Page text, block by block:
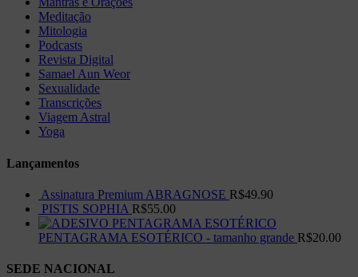
Meditação
Mitologia
Podcasts
Revista Digital
Samael Aun Weor
Sexualidade
Transcrições
Viagem Astral
Yoga
Lançamentos
Assinatura Premium ABRAGNOSE R$49.90
PISTIS SOPHIA R$55.00
PENTAGRAMA ESOTÉRICO - tamanho grande R$20.00
SEDE NACIONAL